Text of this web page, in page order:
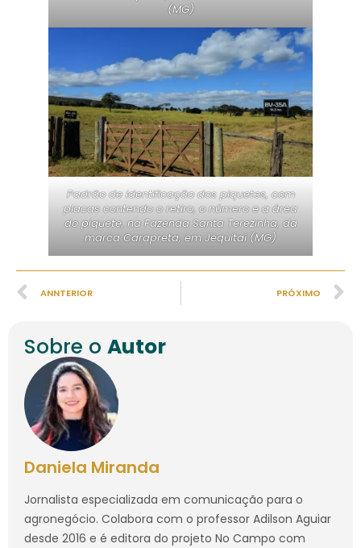
(MG)
Padrão de identificação dos piquetes, com
placas contendo o retiro, o número e a área
do piquete, na Fazenda Santa Terezinha, da
marca Carapreta, em Jequitaí (MG)
ANNTERIOR PRÓXIMO
Sobre o Autor
Daniela Miranda
Jornalista especializada em comunicação para o
agronegócio. Colabora com o professor Adilson Aguiar
desde 2016 e é editora do projeto No Campo com